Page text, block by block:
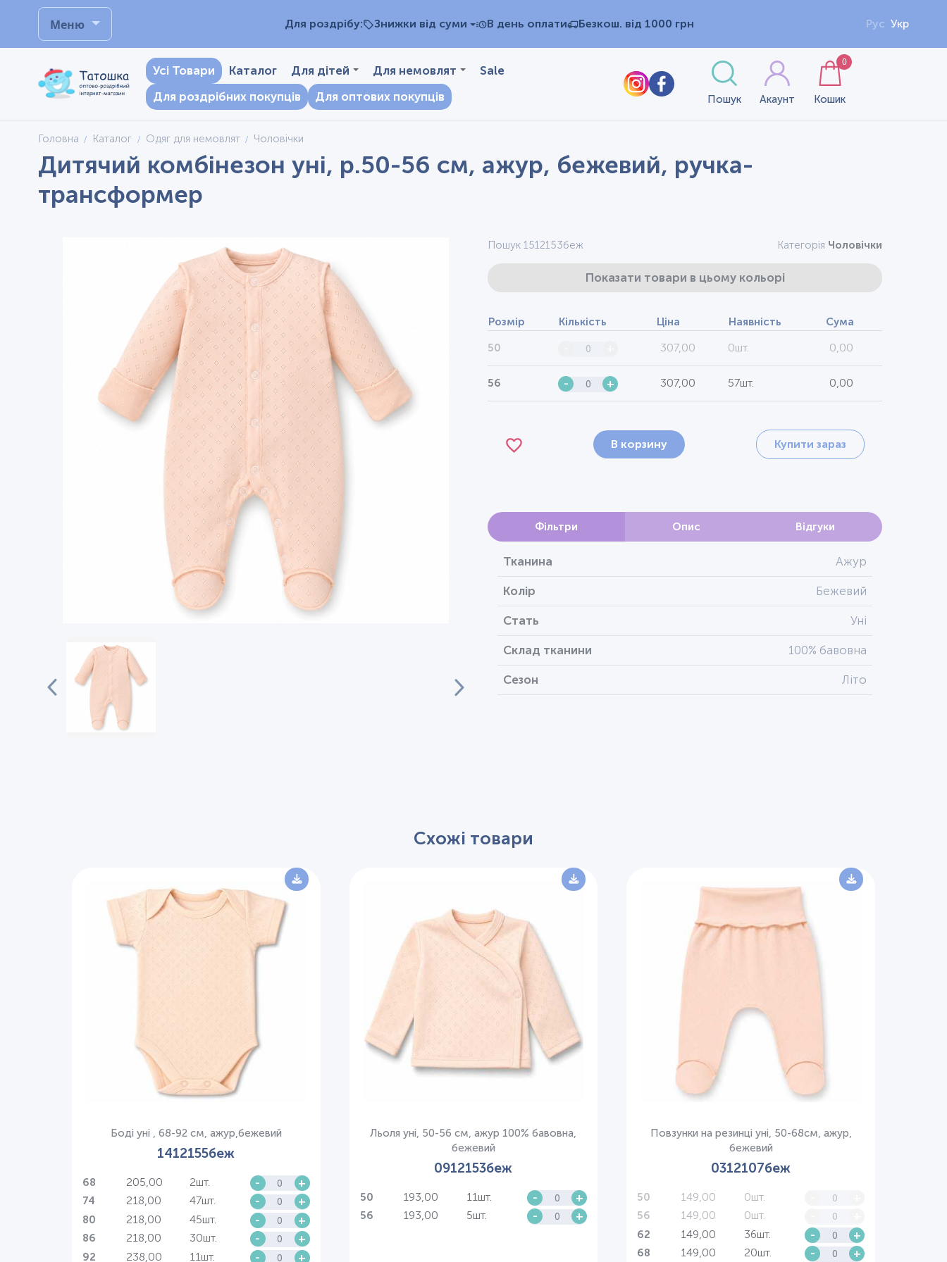
Меню Для роздрібу: Знижки від суми В день оплати Безкош. від 1000 грн Рус Укр
Усі Товари Каталог Для дітей Для немовлят
Sale
Для роздрібних покупців
Для оптових покупців Пошук Акаунт Кошик
0
Головна Каталог Одяг для немовлят Чоловічки
Дитячий комбінезон уні, р.50-56 см, ажур, бежевий, ручка-
трансформер
Пошук 1512153беж Категорія Чоловічки
Показати товари в цьому кольорі
Розмір Кількість Ціна Наявність Сума
50 307,00 0шт. 0,00
56 - + 307,00 57шт. 0,00
В корзину Купити зараз
Фільтри Опис Відгуки
Тканина Ажур
Колір Бежевий
Стать Уні
Склад тканини 100% бавовна
Сезон Літо
Схожі товари
Боді уні , 68-92 см, ажур,бежевий
1412155беж
68 205,00 2шт. - +
74 218,00 47шт. - +
80 218,00 45шт. - +
86 218,00 30шт. - +
92 238,00 11шт. - +
Льоля уні, 50-56 см, ажур 100% бавовна,
бежевий
0912153беж
50 193,00 11шт. - +
56 193,00 5шт. - +
Повзунки на резинці уні, 50-68см, ажур,
бежевий
0312107беж
50 149,00 0шт.
56 149,00 0шт.
62 149,00 36шт. - +
68 149,00 20шт. - +